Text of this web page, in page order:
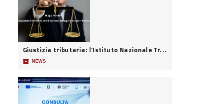
Giustizia tributaria: l’Istituto Nazionale Tr...
📦 NEWS